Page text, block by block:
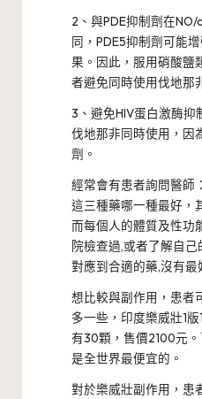
2、與PDE抑制劑在
同，PDE5抑制劑可能
果。因此，服用硝酸鹽
者避免同時使用伐地那
3、避免HIV蛋白激酶抑
伐地那非同時使用，因
劑。
經常會有患者詢問醫師
這三種藥哪一種最好，
而每個人的體質及性功
院檢查過,或者了解自
對應到合適的藥,沒有最
想比較與副作用，患者
多一些，印度樂威壯1
有30顆，售價2100元
是全世界最便宜的。
對於樂威壯副作用，患